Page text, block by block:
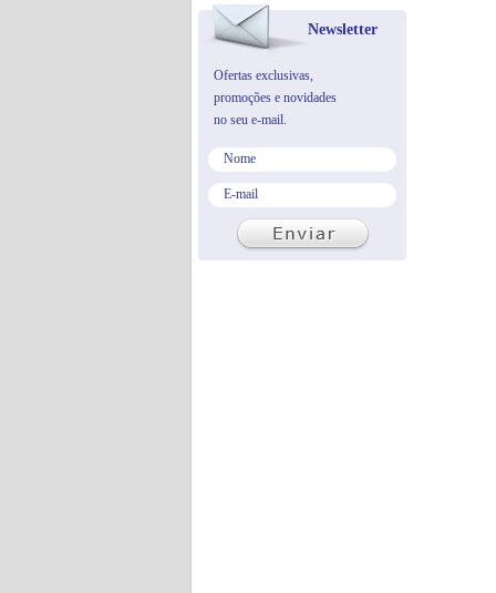
Newsletter
Ofertas exclusivas,
promoções e novidades
no seu e-mail.